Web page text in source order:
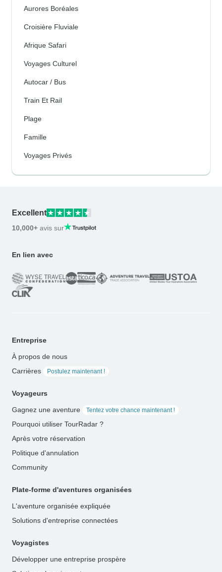
Aurores Boréales
Croisière Fluviale
Afrique Safari
Voyages Culturel
Autocar / Bus
Train Et Rail
Plage
Famille
Voyages Privés
Excellent
10,000+ avis sur
En lien avec
Entreprise
À propos de nous
Carrières
Postulez maintenant !
Voyageurs
Gagnez une aventure Tentez votre chance maintenant !
Pourquoi utiliser TourRadar ?
Après votre réservation
Politique d'annulation
Community
Plate-forme d'aventures organisées
L'aventure organisée expliquée
Solutions d'entreprise connectées
Voyagistes
Développer une entreprise prospère